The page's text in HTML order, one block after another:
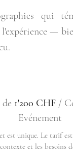
qui
—
1'200 CHF /
Evénement
est unique. Le tarif
et les besoins